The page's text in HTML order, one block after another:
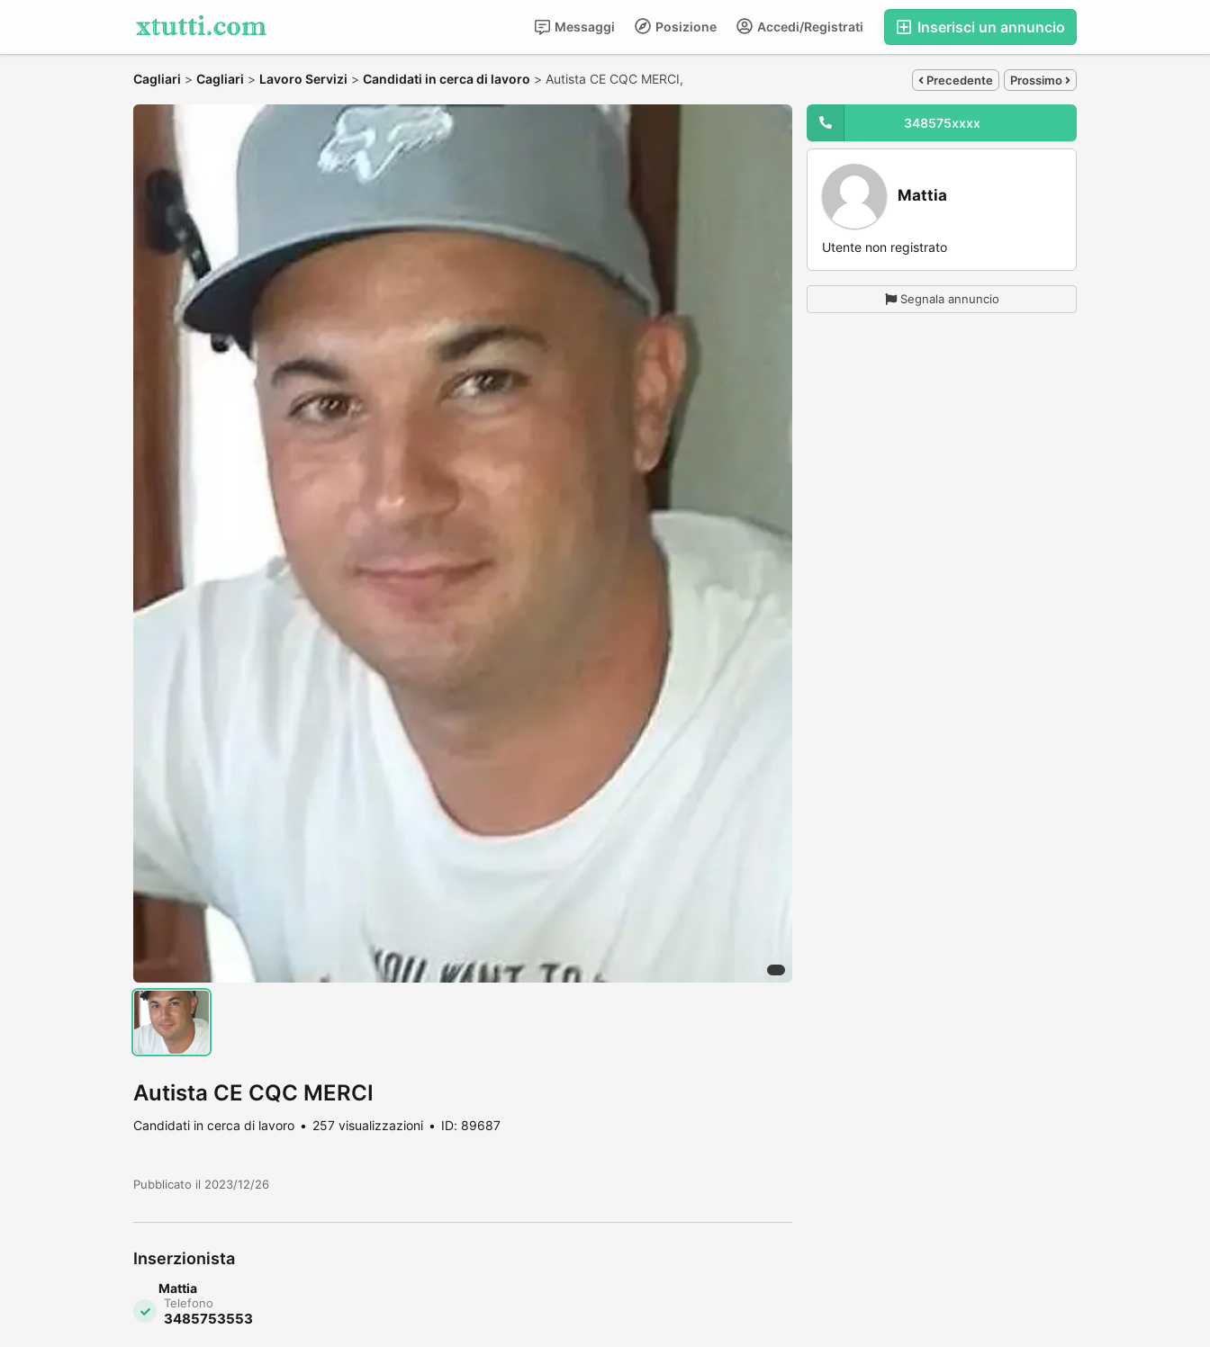
Inserisci un annuncio
Accedi/Registrati
Posizione
Messaggi
Cagliari > Cagliari > Lavoro Servizi > Candidati in cerca di lavoro > Autista CE CQC MERCI, Precedente Prossimo
Autista CE CQC MERCI
Candidati in cerca di lavoro 257 visualizzazioni ID: 89687
Pubblicato il 2023/12/26
Inserzionista
Mattia
Telefono
3485753553
348575xxxx
Mattia
Utente non registrato
Segnala annuncio